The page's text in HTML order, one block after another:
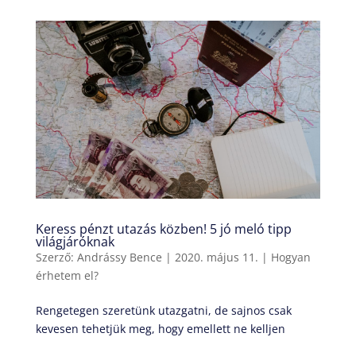
Keress pénzt utazás közben! 5 jó meló tipp
világjáróknak
Szerző: Andrássy Bence | 2020. május 11. | Hogyan
érhetem el?
Rengetegen szeretünk utazgatni, de sajnos csak
kevesen tehetjük meg, hogy emellett ne kelljen